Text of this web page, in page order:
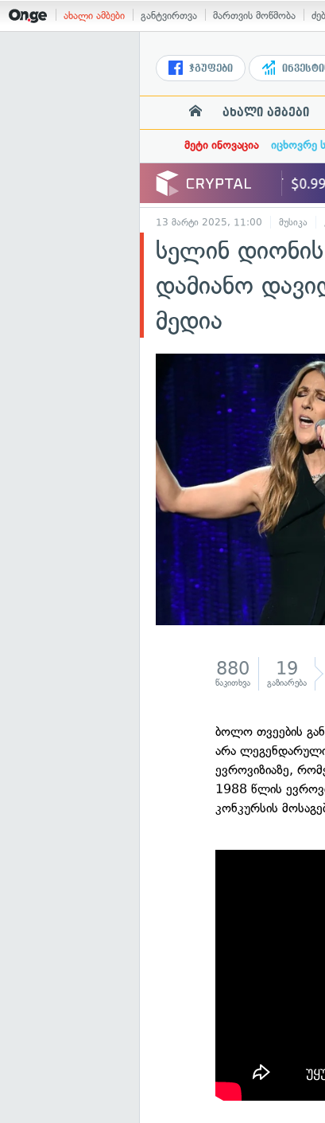
ახალი ამბები განტვირთვა მართვის მოწმობა
ჯგუფები
ახალი ამბები
მეტი ინოვაცია იცხოვრე
13 მარტი 2025, 11:00 მუსიკა
სელინ დიონის
დამიანო
მედია
880
წაკითხვა
19
გაზიარება
ბოლო თვეების
არა
ევროვიზიაზე,
1988 წლის
კონკურსის